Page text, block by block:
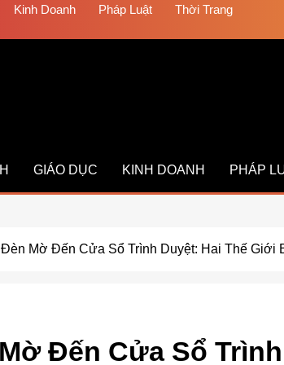
Kinh Doanh Pháp Luật
Thời Trang
GIÁO DỤC KINH DOANH PHÁP
Mờ Đến Cửa Sổ Trình Duyệt: Hai Thế Giới
Đến Cửa Sổ Trình